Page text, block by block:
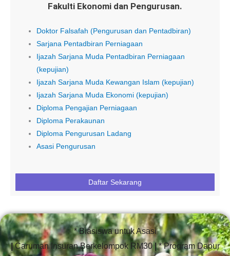
Fakulti Ekonomi dan Pengurusan.
Doktor Falsafah (Pengurusan dan Pentadbiran)
Sarjana Pentadbiran Perniagaan
Ijazah Sarjana Muda Pentadbiran Perniagaan
(kepujian)
Ijazah Sarjana Muda Kewangan Islam (kepujian)
Ijazah Sarjana Muda Ekonomi (kepujian)
Diploma Pengajian Perniagaan
Diploma Perakaunan
Diploma Pengurusan Ladang
Asasi Pengurusan
Daftar Sekarang
* Biasiswa untuk Asasi
|Caruman Insuran Berkelompok RM30 |* Program Dapur